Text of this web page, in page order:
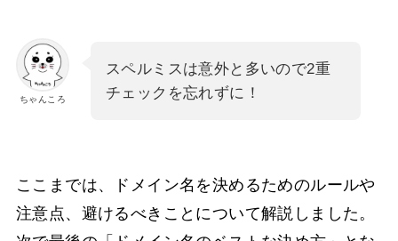
ちゃんころ
スペルミスは意外と多いので2重
チェックを忘れずに！
ここまでは、ドメイン名を決めるためのルールや
注意点、避けるべきことについて解説しました。